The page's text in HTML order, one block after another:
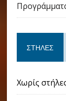
ΣΤΉΛΕΣ
Χωρίς